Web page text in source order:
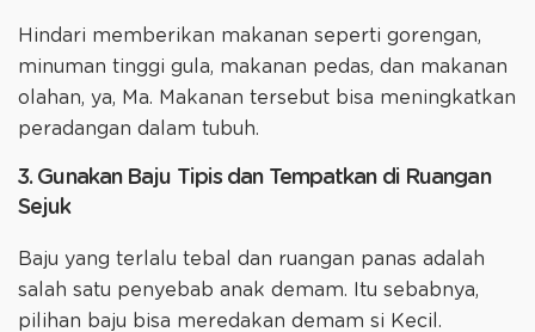
Hindari memberikan makanan seperti gorengan,
minuman tinggi gula, makanan pedas, dan makanan
olahan, ya, Ma. Makanan tersebut bisa meningkatkan
peradangan dalam tubuh.
3. Gunakan Baju Tipis dan Tempatkan di Ruangan
Sejuk
Baju yang terlalu tebal dan ruangan panas adalah
salah satu penyebab anak demam. Itu sebabnya,
pilihan baju bisa meredakan demam si Kecil.